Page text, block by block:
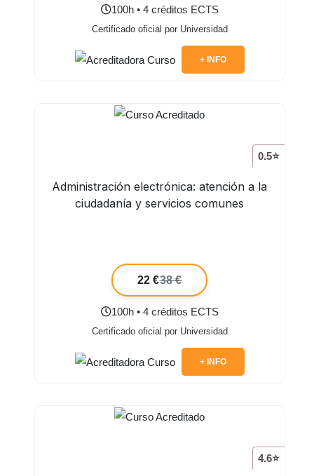
100h • 4 créditos ECTS
Certificado oficial por Universidad
+ INFO
0.5⭐
Administración electrónica: atención a la
ciudadanía y servicios comunes
22 €38 €
100h • 4 créditos ECTS
Certificado oficial por Universidad
+ INFO
4.6⭐